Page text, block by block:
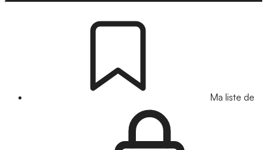
Ma liste de